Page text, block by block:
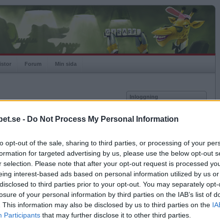
- Do Not Process My Personal Information
opt-out of the sale, sharing to third parties, or processing of your
for targeted advertising by us, please use the below opt-out
selection. Please note that after your opt-out request is processed
interest-based ads based on personal information utilized by us
to third parties prior to your opt-out. You may separately
of your personal information by third parties on the IAB’s list of
This information may also be disclosed by us to third parties on the
Participants that may further disclose it to other third parties.
Forum Min sida
Högsta rating2008-05-12
2470
Rankad
499
Rullningar
121
Matcher
3285
Vunna
2030
Inloggning
Kom ihåg mig
Glömt ditt lösenord?
Få ny aktiveringslänk
Betapet är gratis!